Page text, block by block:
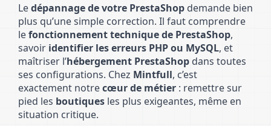
Ledépannage de votre PrestaShop demande bien
plus qu’une simple correction. Il faut comprendre
lefonctionnement technique de PrestaShop,
savoir identifier les erreurs PHP ou MySQL, et
maîtriser l’hébergement PrestaShop dans toutes
ses configurations. Chez Mintfull, c’est
exactement notrecœur de métier : remettre sur
pied les boutiques les plus exigeantes, même en
situation critique.